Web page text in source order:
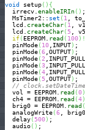
void setup( ) {
  irrecv.
enableIRIn( )
  MsTimer2::
set ( 1 ,
  lcd.
createChar( 1 , v1
  lcd.
createChar( 5 , v5
if( EEPROM. read ( 100) !
  pinMode
( 10 ,INPUT)
  pinMode
(6 ,OUTPUT)
  pinMode
(2
  pinMode
(3
  pinMode
(4
  pinMode
( 5 ,OUTPUT)
//
  vol = EEPROM.
read (0)
  ch4 = EEPROM.
read (4)
  brig0 = EEPROM.
read (
  analogWrite
(6 , brig0
  delay
( 500) ;
  audio
( ) ;